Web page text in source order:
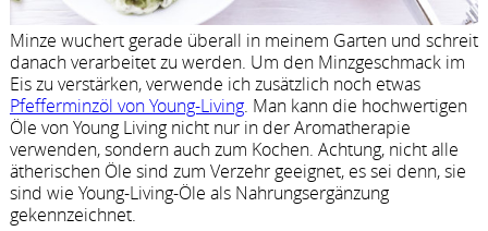
Minze wuchert gerade überall in meinem Garten und schreit
danach verarbeitet zu werden. Um den Minzgeschmack im
Eis zu verstärken, verwende ich zusätzlich noch etwas
Pfefferminzöl von Young-Living. Man kann die hochwertigen
Öle von Young Living nicht nur in der Aromatherapie
verwenden, sondern auch zum Kochen. Achtung, nicht alle
ätherischen Öle sind zum Verzehr geeignet, es sei denn, sie
sind wie Young-Living-Öle als Nahrungsergänzung
gekennzeichnet.